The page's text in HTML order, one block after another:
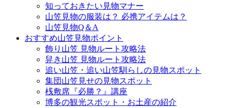
知っておきたい見物マナー
山笠見物の服装は？ 必携アイテムは？
山笠見物Q＆A
おすすめ山笠見物ポイント
飾り山笠 見物ルート攻略法
舁き山笠 見物ルート攻略法
追い山笠・追い山笠馴らしの見物スポット
集団山笠見せの見物スポット
桟敷席『必勝？』講座
博多の観光スポット・お土産の紹介